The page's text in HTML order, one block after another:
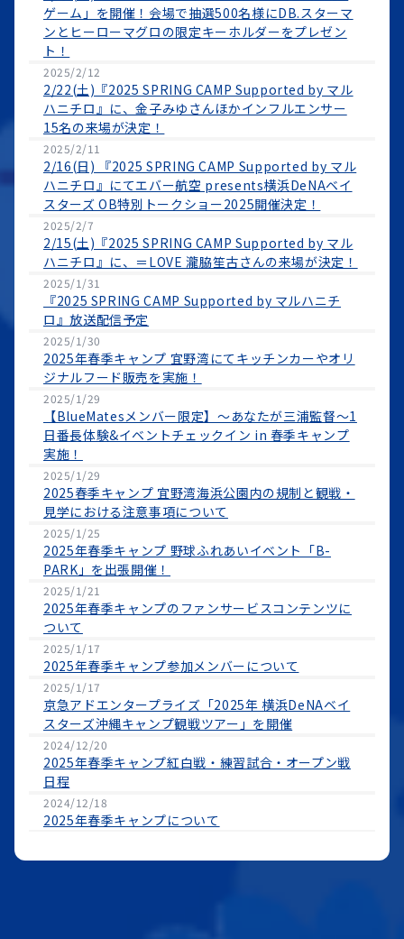
ゲーム」を開催！会場で抽選500名様にDB.スターマ
ンとヒーローマグロの限定キーホルダーをプレゼン
ト！
2025/2/12
2/22(土)『2025 SPRING CAMP Supported by マル
ハニチロ』に、金子みゆさんほかインフルエンサー
15名の来場が決定！
2025/2/11
2/16(日) 『2025 SPRING CAMP Supported by マル
ハニチロ』にてエバー航空 presents横浜DeNAベイ
スターズ OB特別トークショー2025開催決定！
2025/2/7
2/15(土)『2025 SPRING CAMP Supported by マル
ハニチロ』に、＝LOVE 瀧脇笙古さんの来場が決定！
2025/1/31
『2025 SPRING CAMP Supported by マルハニチ
ロ』放送配信予定
2025/1/30
2025年春季キャンプ 宜野湾にてキッチンカーやオリ
ジナルフード販売を実施！
2025/1/29
【BlueMatesメンバー限定】〜あなたが三浦監督〜1
日番長体験&イベントチェックイン in 春季キャンプ
実施！
2025/1/29
2025春季キャンプ 宜野湾海浜公園内の規制と観戦・
見学における注意事項について
2025/1/25
2025年春季キャンプ 野球ふれあいイベント「B-
PARK」を出張開催！
2025/1/21
2025年春季キャンプのファンサービスコンテンツに
ついて
2025/1/17
2025年春季キャンプ参加メンバーについて
2025/1/17
京急アドエンタープライズ「2025年 横浜DeNAベイ
スターズ沖縄キャンプ観戦ツアー」を開催
2024/12/20
2025年春季キャンプ紅白戦・練習試合・オープン戦
日程
2024/12/18
2025年春季キャンプについて